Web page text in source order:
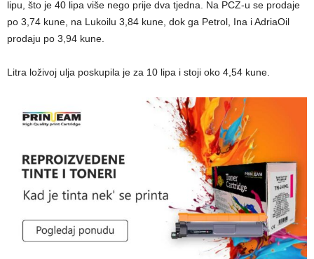
lipu, što je 40 lipa više nego prije dva tjedna. Na PCZ-u se prodaje
po 3,74 kune, na Lukoilu 3,84 kune, dok ga Petrol, Ina i AdriaOil
prodaju po 3,94 kune.
Litra loživoj ulja poskupila je za 10 lipa i stoji oko 4,54 kune.